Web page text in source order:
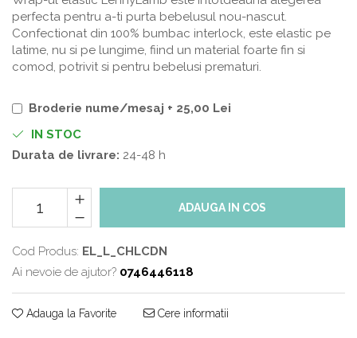
perfecta pentru a-ti purta bebelusul nou-nascut.
Confectionat din 100% bumbac interlock, este elastic pe
latime, nu si pe lungime, fiind un material foarte fin si
comod, potrivit si pentru bebelusi prematuri.
Broderie nume/mesaj + 25,00 Lei
IN STOC
Durata de livrare: 24-48 h
ADAUGA IN COS
Cod Produs: EL_L_CHLCDN
Ai nevoie de ajutor? 0746446118
Adauga la Favorite Cere informatii